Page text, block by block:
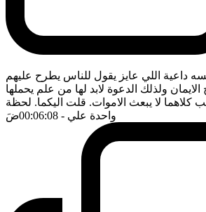
داعية اللي عايز يقول للناس يطرح عليهم
ولذلك الدعوة لابد لها من علم يحملها
كلاهما لا يبعث الاموات. قلت اليكما. لحظة
واحدة علي - 00:06:08 ضَ